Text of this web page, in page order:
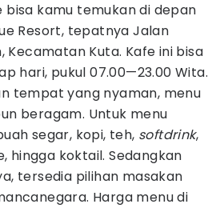
bisa kamu temukan di depan
Resort, tepatnya Jalan
Kecamatan Kuta. Kafe ini bisa
hari, pukul 07.00—23.00 Wita.
tempat yang nyaman, menu
beragam. Untuk menu
segar, kopi, teh, softdrink,
hingga koktail. Sedangkan
tersedia pilihan masakan
Harga menu di